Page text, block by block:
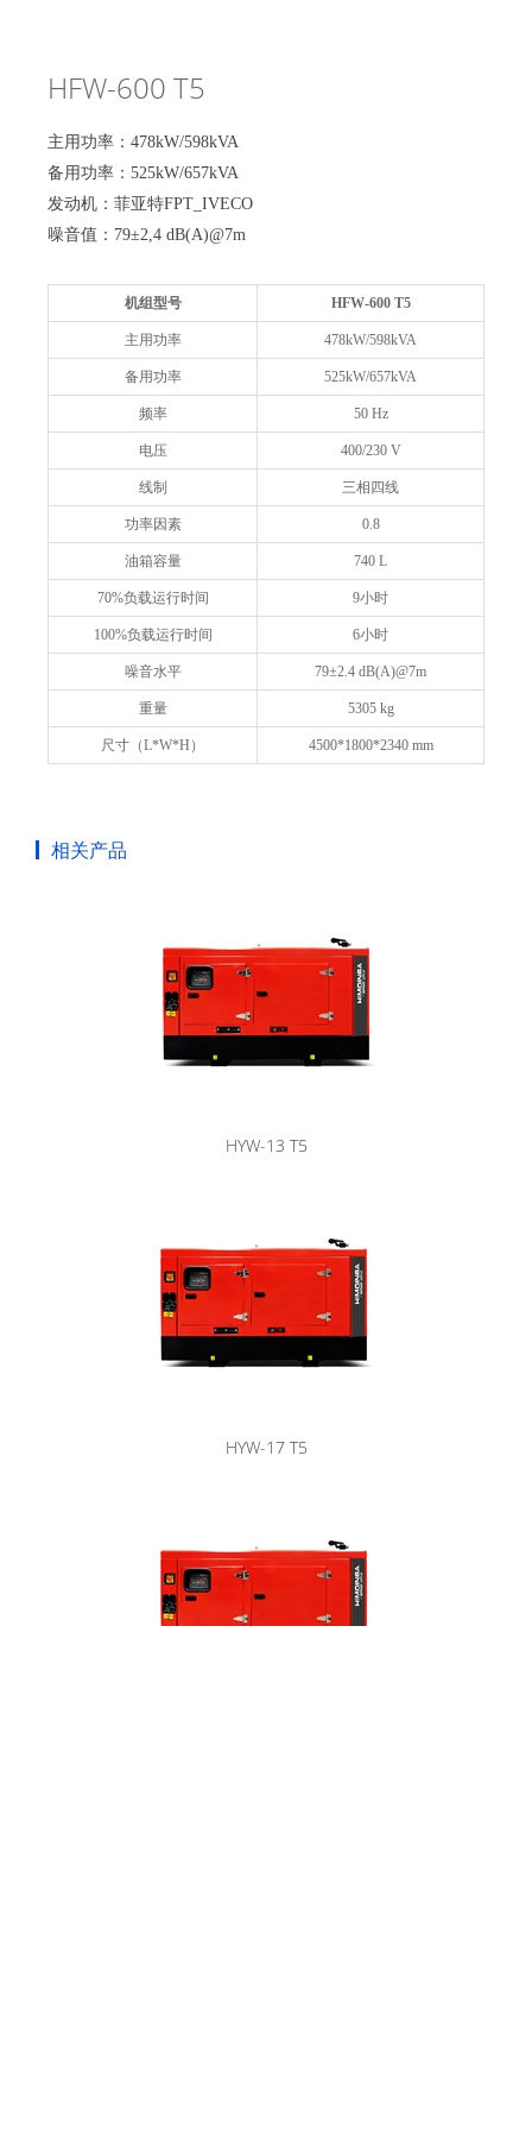
HFW-600 T5
主用功率：478kW/598kVA
备用功率：525kW/657kVA
发动机：菲亚特FPT_IVECO
噪音值：79±2,4 dB(A)@7m
机组型号 HFW-600 T5
主用功率 478kW/598kVA
备用功率 525kW/657kVA
频率 50 Hz
电压 400/230 V
线制 三相四线
功率因素 0.8
油箱容量 740 L
70%负载运行时间 9小时
100%负载运行时间 6小时
噪音水平 79±2.4 dB(A)@7m
重量 5305 kg
尺寸（L*W*H） 4500*1800*2340 mm
相关产品
HYW-13 T5
HYW-17 T5